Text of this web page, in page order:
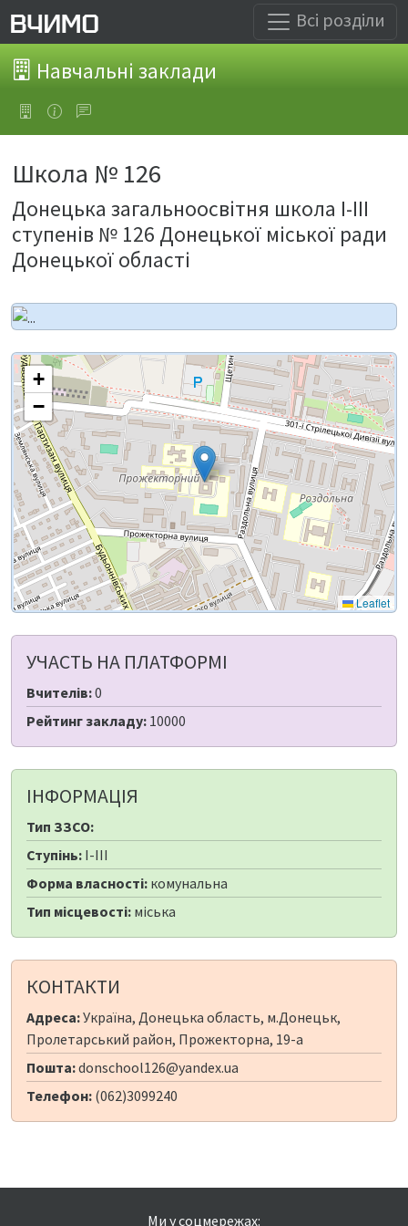
Всі розділи
Навчальні заклади
Школа № 126
Донецька загальноосвітня школа І-ІІІ
ступенів № 126 Донецької міської ради
Донецької області
+
−
Leaflet
УЧАСТЬ НА ПЛАТФОРМІ
Вчителів:0
Рейтинг закладу: 10000
ІНФОРМАЦІЯ
Тип ЗЗСО:
Ступінь: I-III
Форма власності: комунальна
Тип місцевості: міська
КОНТАКТИ
Адреса:Україна, Донецька область, м.Донецьк,
Пролетарський район, Прожекторна, 19-а
Пошта:donschool126@yandex.ua
Телефон: (062)3099240
Ми у соцмережах: